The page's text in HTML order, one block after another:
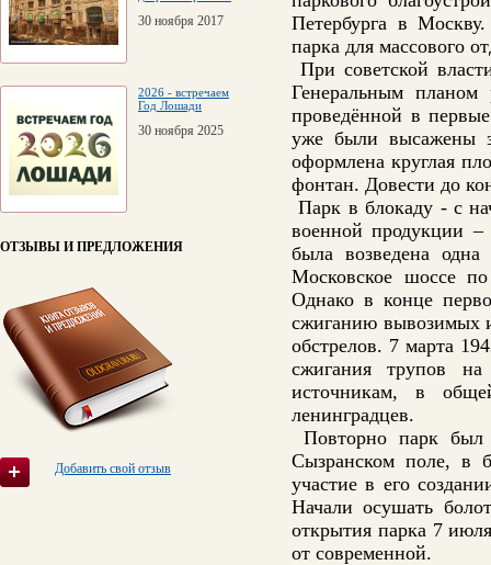
30 ноября 2017
2026 - встречаем
Год Лошади
30 ноября 2025
ОТЗЫВЫ И ПРЕДЛОЖЕНИЯ
Добавить свой отзыв
Петербурга в
парка для массового
При советской
Генеральным планом
проведённой в
уже были высажены
оформлена круглая
фонтан. Довести до
Парк в блокаду - с
военной продукции –
была возведена одна
Московское шоссе
Однако в конце
сжиганию вывозимых
обстрелов. 7 марта
сжигания трупов
источникам, в
ленинградцев.
Повторно парк
Сызранском поле, в
участие в его
Начали осушать
открытия парка 7 июля
от современной.